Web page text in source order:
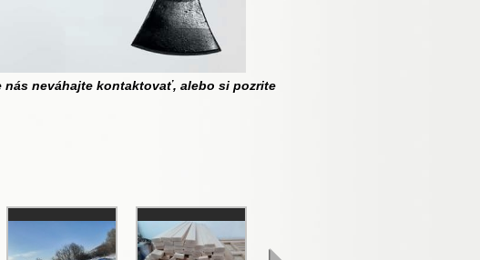
nás neváhajte kontaktovať, alebo si pozrite